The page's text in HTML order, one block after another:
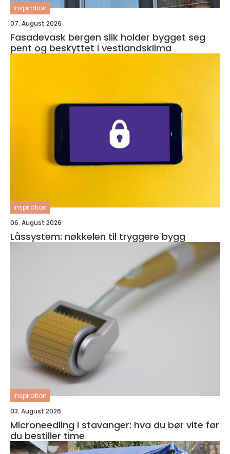
inspiration
07. August 2026
Fasadevask bergen slik holder bygget seg
pent og beskyttet i vestlandsklima
inspiration
06. August 2026
Låssystem: nøkkelen til tryggere bygg
inspiration
03. August 2026
Microneedling i stavanger: hva du bør vite før
du bestiller time